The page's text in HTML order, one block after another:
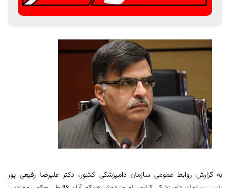
به گزارش روابط عمومی سازمان دامپزشکی کشور، دکتر علیرضا رفیعی پور